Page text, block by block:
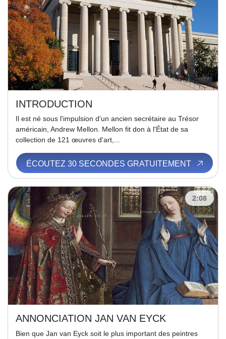
INTRODUCTION
Il est né sous l'impulsion d'un ancien secrétaire au Trésor
américain, Andrew Mellon. Mellon fit don à l'État de sa
collection de 121 œuvres d'art,...
ÉCOUTEZ 30 SECONDES GRATUITEMENT
2:08
ANNONCIATION JAN VAN EYCK
Bien que Jan van Eyck soit le plus important des peintres